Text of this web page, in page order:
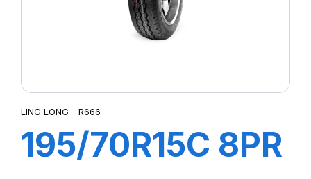
LING LONG - R666
195/70R15C 8PR